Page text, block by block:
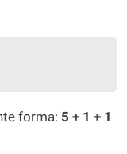
forma: 5 + 1 + 1